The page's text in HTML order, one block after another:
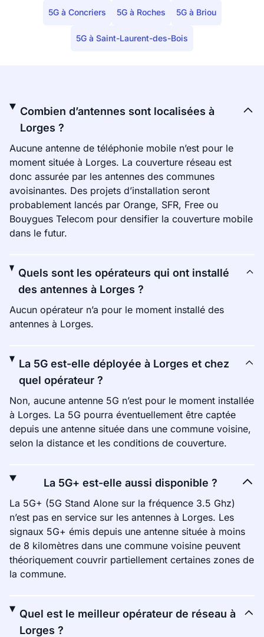
5G à Concriers 5G à Roches 5G à Briou
5G à Saint-Laurent-des-Bois
Combien d’antennes sont localisées à
Lorges ?
Aucune antenne de téléphonie mobile n’est pour le
moment située à Lorges. La couverture réseau est
donc assurée par les antennes des communes
avoisinantes. Des projets d’installation seront
probablement lancés par Orange, SFR, Free ou
Bouygues Telecom pour densifier la couverture mobile
dans le futur.
Quels sont les opérateurs qui ont installé
des antennes à Lorges ?
Aucun opérateur n’a pour le moment installé des
antennes à Lorges.
La 5G est-elle déployée à Lorges et chez
quel opérateur ?
Non, aucune antenne 5G n’est pour le moment installée
à Lorges. La 5G pourra éventuellement être captée
depuis une antenne située dans une commune voisine,
selon la distance et les conditions de couverture.
La 5G+ est-elle aussi disponible ?
La 5G+ (5G Stand Alone sur la fréquence 3.5 Ghz)
n’est pas en service sur les antennes à Lorges. Les
signaux 5G+ émis depuis une antenne située à moins
de 8 kilomètres dans une commune voisine peuvent
théoriquement couvrir partiellement certaines zones de
la commune.
Quel est le meilleur opérateur de réseau à
Lorges ?